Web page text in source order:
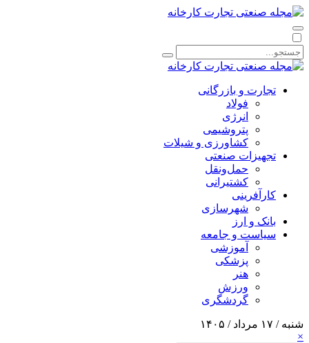
تجارت و بازرگانی
فولاد
انرژی
پتروشیمی
کشاورزی و شیلات
تجهیزات صنعتی
حمل‌و‌نقل
کشتیرانی
کارآفرینی
شهرسازی
بانک و ارز
سیاست و جامعه
آموزشی
پزشکی
هنر
ورزش
گردشگری
شنبه / ۱۷ مرداد / ۱۴۰۵
×